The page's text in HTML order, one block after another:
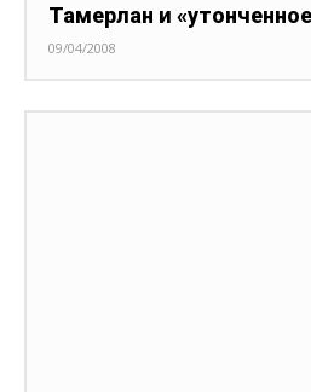
Тамерлан и
09/04/2008